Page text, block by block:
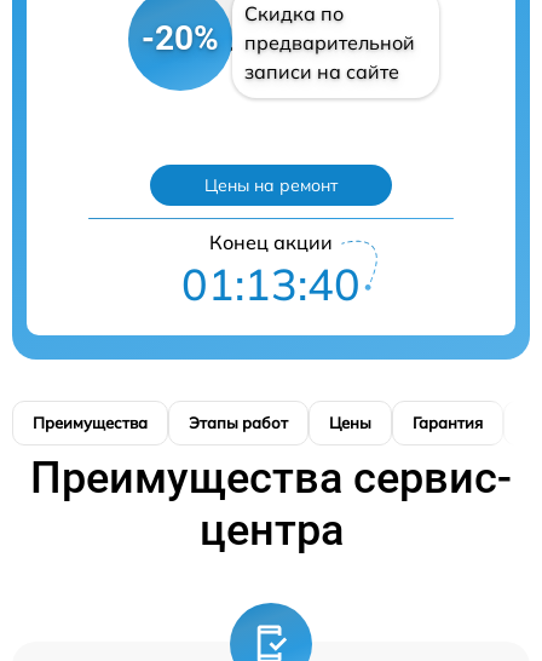
-20%
Скидка по
предварительной
записи на сайте
Цены на ремонт
Конец акции
01:13:39
Преимущества Этапы работ Цены Гарантия
Преимущества сервис-
центра